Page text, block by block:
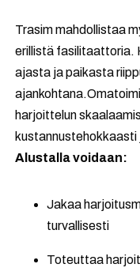
Trasim mahdollistaa
erillistä fasilitaattoria.
ajasta ja paikasta
harjoittelun
kustannustehokkaasti
Alustalla voidaan:
Jakaa
turvallisesti
Toteuttaa